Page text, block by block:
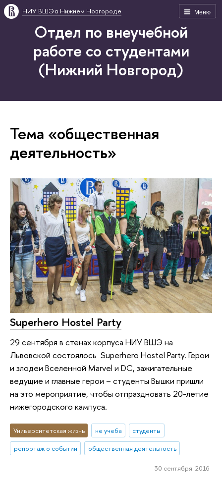
Меню
НИУ ВШЭ в Нижнем Новгороде
Отдел по внеучебной
работе со студентами
(Нижний Новгород)
Тема «общественная
деятельность»
Superhero Hostel Party
29 сентября в стенах корпуса НИУ ВШЭ на
Львовской состоялось Superhero Hostel Party. Герои
и злодеи Вселенной Marvel и DC, зажигательные
ведущие и главные герои – студенты Вышки пришли
на это мероприятие, чтобы отпраздновать 20-летие
нижегородского кампуса.
Университетская жизнь не учеба
студенты
репортаж о событии
общественная деятельность
30 сентября 2016